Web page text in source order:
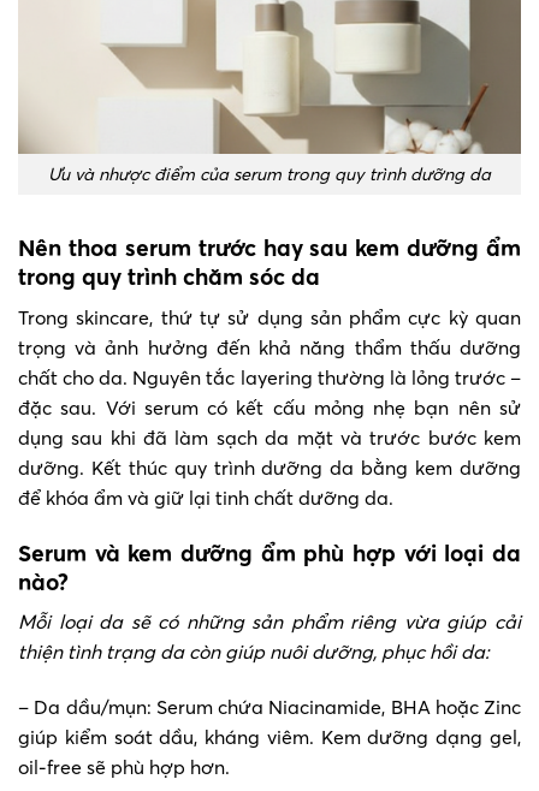
Ưu và nhược điểm của serum trong quy trình dưỡng da
Nên thoa serum trước hay sau kem dưỡng ẩm
trong quy trình chăm sóc da
Trong skincare, thứ tự sử dụng sản phẩm cực kỳ quan
trọng và ảnh hưởng đến khả năng thẩm thấu dưỡng
chất cho da. Nguyên tắc layering thường là lỏng trước –
đặc sau. Với serum có kết cấu mỏng nhẹ bạn nên sử
dụng sau khi đã làm sạch da mặt và trước bước kem
dưỡng. Kết thúc quy trình dưỡng da bằng kem dưỡng
để khóa ẩm và giữ lại tinh chất dưỡng da.
Serum và kem dưỡng ẩm phù hợp với loại da
nào?
Mỗi loại da sẽ có những sản phẩm riêng vừa giúp cải
thiện tình trạng da còn giúp nuôi dưỡng, phục hồi da:
– Da dầu/mụn: Serum chứa Niacinamide, BHA hoặc Zinc
giúp kiểm soát dầu, kháng viêm. Kem dưỡng dạng gel,
oil-free sẽ phù hợp hơn.